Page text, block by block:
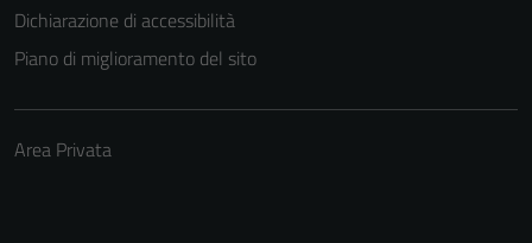
Dichiarazione di accessibilità
Piano di miglioramento del sito
Area Privata